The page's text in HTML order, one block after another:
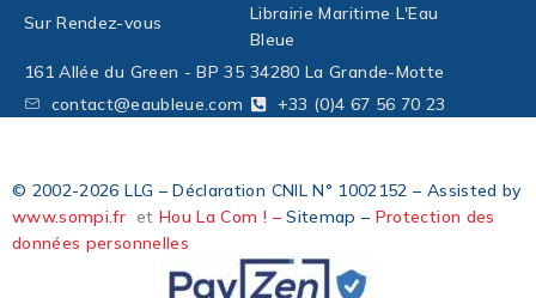
Sur Rendez-vous
Librairie Maritime L'Eau
Bleue
161 Allée du Green - BP 35 34280 La Grande-Motte
contact@eaubleue.com
+33 (0)4 67 56 70 23
© 2002-2026 LLG – Déclaration CNIL N° 1002152 – Assisted by
www.sompi.fr et Hou La Com ! –Sitemap – Protection des
données personnelles